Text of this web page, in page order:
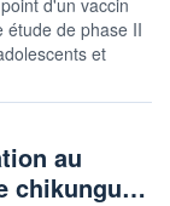
+ LISTE
étude de phase II
et
au
chikungu…